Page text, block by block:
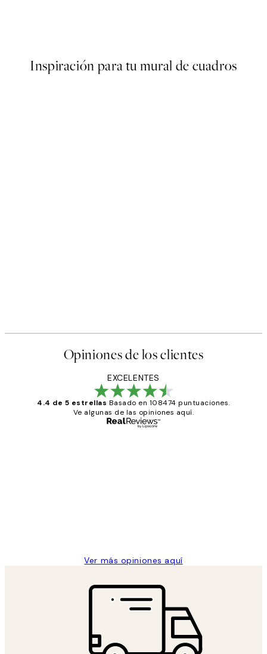
Inspiración para tu mural de cuadros
Opiniones de los clientes
EXCELENTES
4.4 de 5 estrellas Basado en 108474 puntuaciones.
Ve algunas de las opiniones aquí.
Ver más opiniones aquí